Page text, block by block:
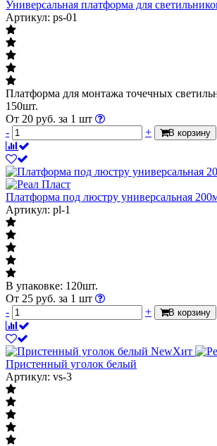
Универсальная платформа для
Артикул: ps-01
Платформа для монтажа точечных
150шт.
От 20 руб. за 1 шт
-
+ В корзину
Платформа под люстру универсальная
Артикул: pl-1
В упаковке: 120шт.
От 25 руб. за 1 шт
-
+ В корзину
NewХит
Пристенный уголок белый
Артикул: vs-3